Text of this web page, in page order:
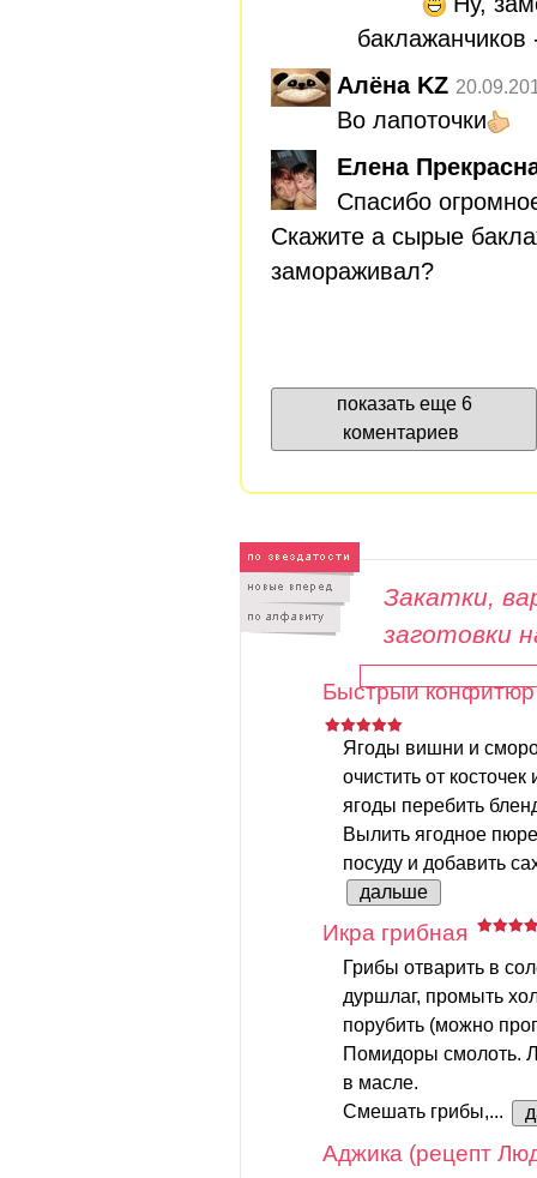
Алёна KZ
Во лапоточки
Елена
Спасибо
Скажите а сырые
замораживал?
показать еще 6
коментариев
Закатки,
заготовки
Быстрый
Ягоды вишни и
очистить от
ягоды перебить
Вылить ягодное
посуду и добавить
дальше
Икра грибная
Грибы отварить в
дуршлаг, промыть
порубить (можно
Помидоры смолоть.
в масле.
Смешать грибы,...
Аджика (рецепт